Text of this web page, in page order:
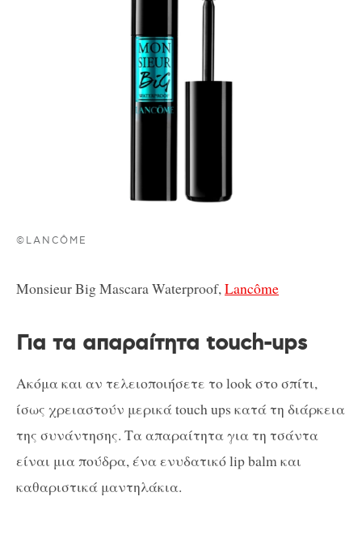
©LANCÔME
Monsieur Big Mascara Waterproof,Lancôme
Για τα απαραίτητα touch-ups
Ακόμα και αν τελειοποιήσετε το look στο σπίτι,
ίσως χρειαστούν μερικά touch ups κατά τη διάρκεια
της συνάντησης. Τα απαραίτητα για τη τσάντα
είναι μια πούδρα, ένα ενυδατικό lip balm και
καθαριστικά μαντηλάκια.